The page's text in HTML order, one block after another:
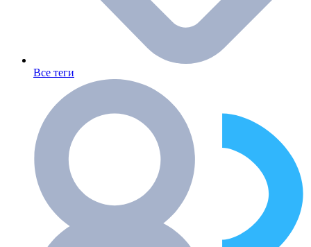
Все теги